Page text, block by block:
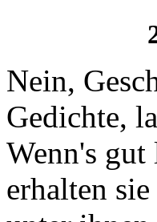
Nein,
Gedichte,
Wenn's gut
erhalten